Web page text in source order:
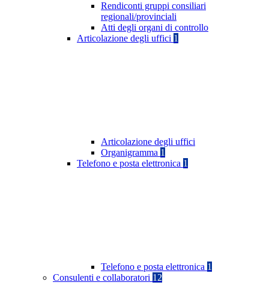
Rendiconti gruppi consiliari
regionali/provinciali
Atti degli organi di controllo
Articolazione degli uffici 1
Articolazione degli uffici
Organigramma 1
Telefono e posta elettronica 1
Telefono e posta elettronica 1
Consulenti e collaboratori 12